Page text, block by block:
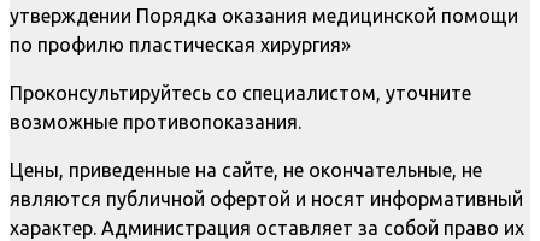
утверждении Порядка оказания медицинской помощи
по профилю пластическая хирургия»
Проконсультируйтесь со специалистом, уточните
возможные противопоказания.
Цены, приведенные на сайте, не окончательные, не
являются публичной офертой и носят информативный
характер. Администрация оставляет за собой право их